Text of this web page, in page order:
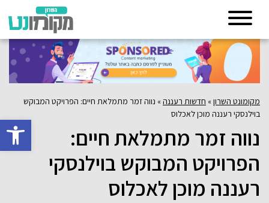
פתח
מקומונט השרון» חדשות רעננה» נווה זמר מתמלאת חיים: הפרויקט המבוקש
בוילנסקי רעננה מוכן לאכלוס
נווה זמר מתמלאת חיים:
הפרויקט המבוקש בוילנסקי
רעננה מוכן לאכלוס